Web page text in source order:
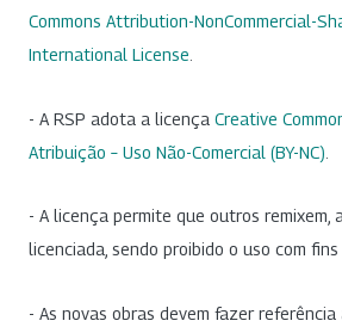
Commons Attribution-NonCommercial-
International License
- A RSP adota a licença Creative
Atribuição – Uso Não-Comercial (BY-NC)
- A licença permite que outros remixem,
licenciada, sendo proibido o uso com fins
- As novas obras devem fazer